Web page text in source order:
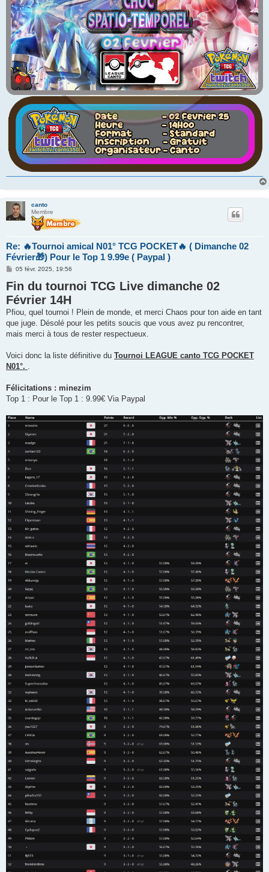
canto
Membre
Re: 🔥Tournoi amical N01° TCG POCKET🔥 ( Dimanche 02
Février🎁) Pour le Top 1 9.99e ( Paypal )
M
s
s
a
g
e
05 févr. 2025, 19:56
Fin du tournoi TCG Live dimanche 02
Février 14H
Pfiou, quel tournoi ! Plein de monde, et merci Chaos pour ton aide en tant
que juge. Désolé pour les petits soucis que vous avez pu rencontrer,
mais merci à tous de rester respectueux.
Voici donc la liste définitive du Tournoi LEAGUE canto TCG POCKET
N01°.
Félicitations : minezim
Top 1 : Pour le Top 1 : 9.99€ Via Paypal